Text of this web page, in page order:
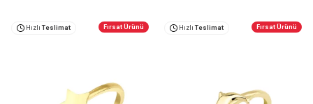
Hızlı Teslimat Fırsat Ürünü Hızlı Teslimat Fırsat Ürünü